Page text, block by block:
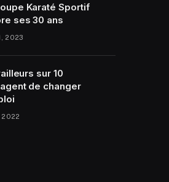
Karaté Sportif
ses 30 ans
2023
sur 10
de changer
2022